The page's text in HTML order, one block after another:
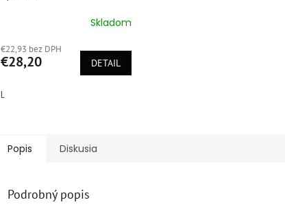
produktu
je
z
5
Skladom
€22,93 bez DPH
€28,20 DETAIL
L
Popis Diskusia
Podrobný popis